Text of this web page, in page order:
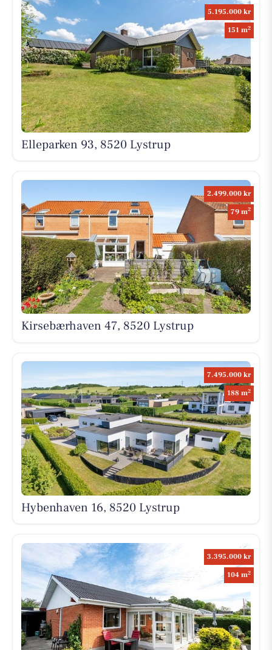
5.195.000 kr
151 m2
Elleparken 93, 8520 Lystrup
2.499.000 kr
79 m2
Kirsebærhaven 47, 8520 Lystrup
7.495.000 kr
188 m2
Hybenhaven 16, 8520 Lystrup
3.395.000 kr
104 m2